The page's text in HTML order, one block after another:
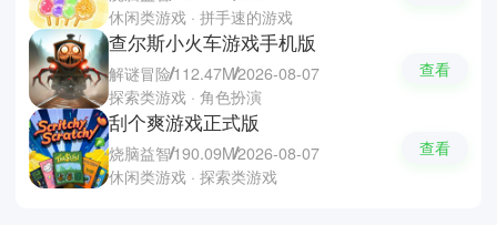
休闲类游戏 · 拼手速的游戏
查尔斯小火车游戏手机版
解谜冒险112.47M2026-08-07
探索类游戏 · 角色扮演
查看
刮个爽游戏正式版
烧脑益智190.09M2026-08-07
休闲类游戏 · 探索类游戏
查看